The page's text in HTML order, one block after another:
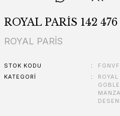
ROYAL PARİS 142 476
ROYAL PARİS
STOK KODU
KATEGORI